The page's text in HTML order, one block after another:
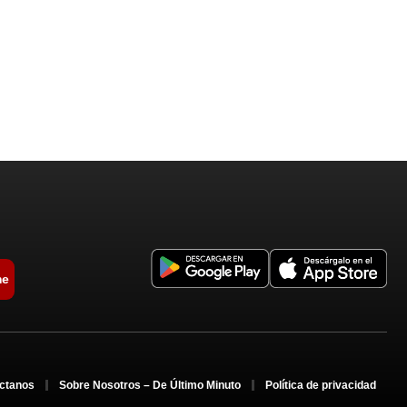
Sobre Nosotros – De Último Minuto Política de privacidad